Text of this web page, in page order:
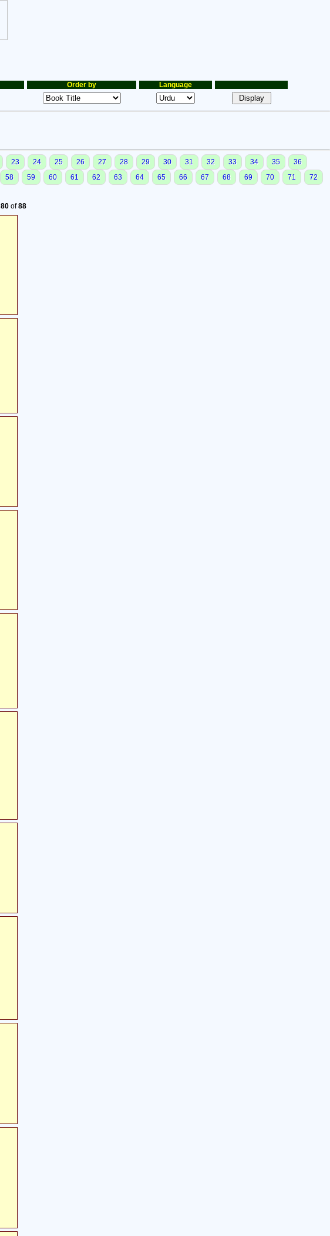
Order by Language
23 24 25 26 27 28 29 30 31 32 33 34 35
36
58 59 60 61 62 63 64 65 66 67 68 69 70 71
72
80of88